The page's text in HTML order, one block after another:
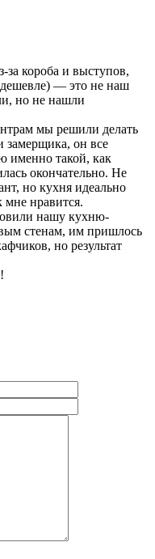
за короба и выступов,
— это не наш
но не нашли
мы решили делать
замерщика, он все
именно такой, как
окончательно. Не
но кухня идеально
мне нравится.
нашу кухню-
стенам, им пришлось
но результат